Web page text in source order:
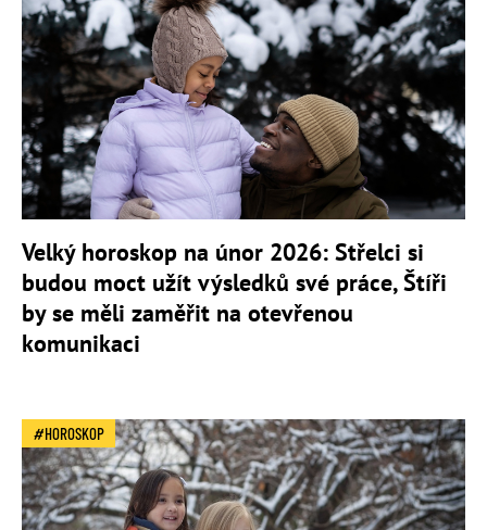
Velký horoskop na únor 2026: Střelci si
budou moct užít výsledků své práce, Štíři
by se měli zaměřit na otevřenou
komunikaci
HOROSKOP